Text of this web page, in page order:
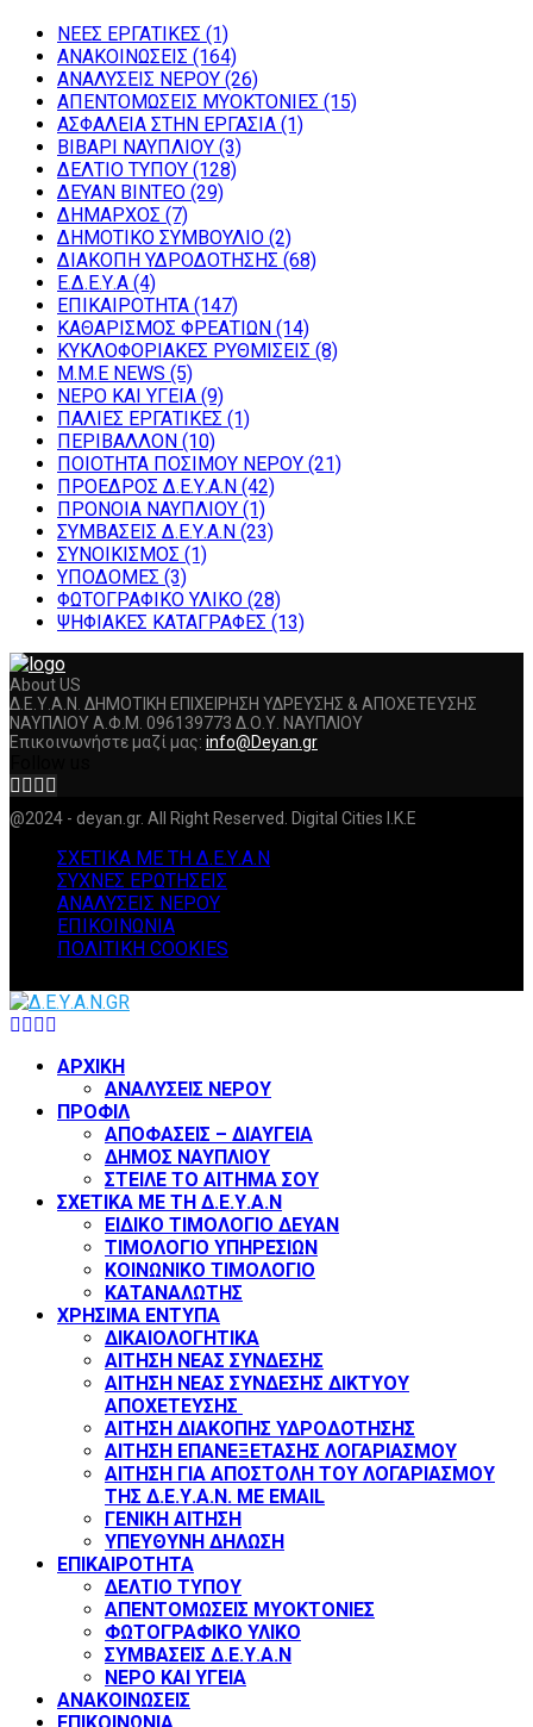
NEEΣ ΕΡΓΑΤΙΚΕΣ (1)
ΑΝΑΚΟΙΝΩΣΕΙΣ (164)
ΑΝΑΛΥΣΕΙΣ ΝΕΡΟΥ (26)
ΑΠΕΝΤΟΜΩΣΕΙΣ ΜΥΟΚΤΟΝΙΕΣ (15)
ΑΣΦΑΛΕΙΑ ΣΤΗΝ ΕΡΓΑΣΙΑ (1)
ΒΙΒΑΡΙ ΝΑΥΠΛΙΟΥ (3)
ΔΕΛΤΙΟ ΤΥΠΟΥ (128)
ΔΕΥΑΝ ΒΙΝΤΕΟ (29)
ΔΗΜΑΡΧΟΣ (7)
ΔΗΜΟΤΙΚΟ ΣΥΜΒΟΥΛΙΟ (2)
ΔΙΑΚΟΠΗ ΥΔΡΟΔΟΤΗΣΗΣ (68)
Ε.Δ.Ε.Υ.Α (4)
ΕΠΙΚΑΙΡΟΤΗΤΑ (147)
ΚΑΘΑΡΙΣΜΟΣ ΦΡΕΑΤΙΩΝ (14)
ΚΥΚΛΟΦΟΡΙΑΚΕΣ ΡΥΘΜΙΣΕΙΣ (8)
Μ.Μ.Ε NEWS (5)
ΝΕΡΟ ΚΑΙ ΥΓΕΙΑ (9)
ΠΑΛΙΕΣ ΕΡΓΑΤΙΚΕΣ (1)
ΠΕΡΙΒΑΛΛΟΝ (10)
ΠΟΙΟΤΗΤΑ ΠΟΣΙΜΟΥ ΝΕΡΟΥ (21)
ΠΡΟΕΔΡΟΣ Δ.Ε.Υ.Α.Ν (42)
ΠΡΟΝΟΙΑ ΝΑΥΠΛΙΟΥ (1)
ΣΥΜΒΑΣΕΙΣ Δ.Ε.Υ.Α.Ν (23)
ΣΥΝΟΙΚΙΣΜΟΣ (1)
ΥΠΟΔΟΜΕΣ (3)
ΦΩΤΟΓΡΑΦΙΚΟ ΥΛΙΚΟ (28)
ΨΗΦΙΑΚΕΣ ΚΑΤΑΓΡΑΦΕΣ (13)
About US
Δ.Ε.Υ.Α.Ν. ΔΗΜΟΤΙΚΗ ΕΠΙΧΕΙΡΗΣΗ ΥΔΡΕΥΣΗΣ & ΑΠΟΧΕΤΕΥΣΗΣ
ΝΑΥΠΛΙΟΥ Α.Φ.Μ. 096139773 Δ.Ο.Υ. ΝΑΥΠΛΙΟΥ
Επικοινωνήστε μαζί μας: info@Deyan.gr
Facebook
Twitter
Instagram
@2024 - deyan.gr. All Right Reserved. Digital Cities I.K.E
ΣΧΕΤΙΚΑ ΜΕ ΤΗ Δ.Ε.Υ.Α.Ν
ΣΥΧΝΕΣ ΕΡΩΤΗΣΕΙΣ
ΑΝΑΛΥΣΕΙΣ ΝΕΡΟΥ
ΕΠΙΚΟΙΝΩΝΙΑ
ΠΟΛΙΤΙΚΗ COOKIES
Facebook
Twitter
Instagram
ΑΡΧΙΚΗ
ΑΝΑΛΥΣΕΙΣ ΝΕΡΟΥ
ΠΡΟΦΙΛ
ΑΠΟΦΑΣΕΙΣ – ΔΙΑΥΓΕΙΑ
ΔΗΜΟΣ ΝΑΥΠΛΙΟΥ
ΣΤΕΙΛΕ ΤΟ ΑΙΤΗΜΑ ΣΟΥ
ΣΧΕΤΙΚΑ ΜΕ ΤΗ Δ.Ε.Υ.Α.Ν
ΕΙΔΙΚΟ ΤΙΜΟΛΟΓΙΟ ΔΕΥΑΝ
ΤΙΜΟΛΟΓΙΟ ΥΠΗΡΕΣΙΩΝ
ΚΟΙΝΩΝΙΚΟ ΤΙΜΟΛΟΓΙΟ
ΚΑΤΑΝΑΛΩΤΗΣ
ΧΡΗΣΙΜΑ ΕΝΤΥΠΑ
ΔΙΚΑΙΟΛΟΓΗΤΙΚΑ
ΑΙΤΗΣΗ ΝΕΑΣ ΣΥΝΔΕΣΗΣ
ΑΙΤΗΣΗ ΝΕΑΣ ΣΥΝΔΕΣΗΣ ΔΙΚΤΥΟΥ
ΑΠΟΧΕΤΕΥΣΗΣ
ΑΙΤΗΣΗ ΔΙΑΚΟΠΗΣ ΥΔΡΟΔΟΤΗΣΗΣ
ΑΙΤΗΣΗ ΕΠΑΝΕΞΕΤΑΣΗΣ ΛΟΓΑΡΙΑΣΜΟΥ
ΑΙΤΗΣΗ ΓΙΑ ΑΠΟΣΤΟΛΗ ΤΟΥ ΛΟΓΑΡΙΑΣΜΟΥ
ΤΗΣ Δ.Ε.Υ.Α.Ν. ΜΕ EMAIL
ΓΕΝΙΚΗ ΑΙΤΗΣΗ
ΥΠΕΥΘΥΝΗ ΔΗΛΩΣΗ
ΕΠΙΚΑΙΡΟΤΗΤΑ
ΔΕΛΤΙΟ ΤΥΠΟΥ
ΑΠΕΝΤΟΜΩΣΕΙΣ ΜΥΟΚΤΟΝΙΕΣ
ΦΩΤΟΓΡΑΦΙΚΟ ΥΛΙΚΟ
ΣΥΜΒΑΣΕΙΣ Δ.Ε.Υ.Α.Ν
ΝΕΡΟ ΚΑΙ ΥΓΕΙΑ
ΑΝΑΚΟΙΝΩΣΕΙΣ